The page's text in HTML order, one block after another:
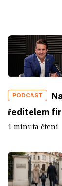
PODCAST
ředitelem
1 minuta čtení